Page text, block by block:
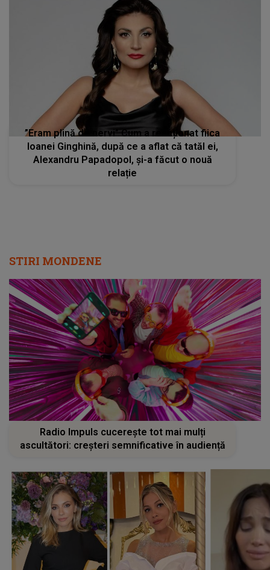
”Eram plină de nervi” Cum a reacționat fiica
Ioanei Ginghină, după ce a aflat că tatăl ei,
Alexandru Papadopol, și-a făcut o nouă
relație
STIRI MONDENE
Radio Impuls cucerește tot mai mulți
ascultători: creșteri semnificative în audiență